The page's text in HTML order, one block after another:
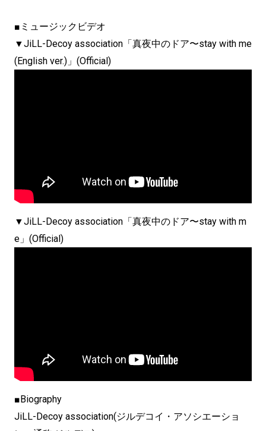
■ミュージックビデオ
▼JiLL-Decoy association「真夜中のドア〜stay with me
(English ver.)」(Official)
▼JiLL-Decoy association「真夜中のドア〜stay with m
e」(Official)
■Biography
JiLL-Decoy association(ジルデコイ・アソシエーショ